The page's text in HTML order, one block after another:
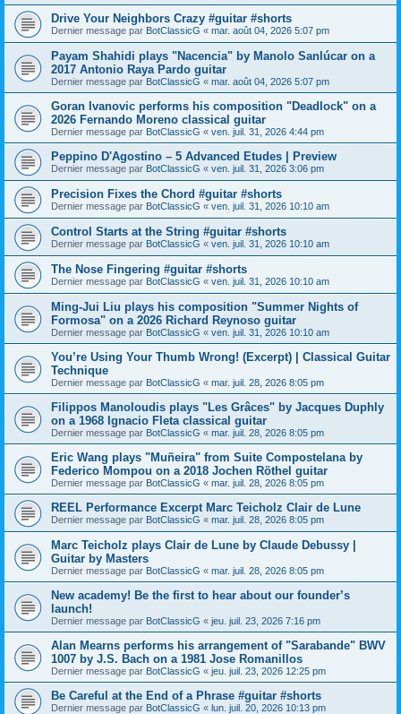
Drive Your Neighbors Crazy #guitar #shorts
Dernier message par BotClassicG « mar. août 04, 2026 5:07 pm
Payam Shahidi plays "Nacencia" by Manolo Sanlúcar on a
2017 Antonio Raya Pardo guitar
Dernier message par BotClassicG « mar. août 04, 2026 5:07 pm
Goran Ivanovic performs his composition "Deadlock" on a
2026 Fernando Moreno classical guitar
Dernier message par BotClassicG « ven. juil. 31, 2026 4:44 pm
Peppino D'Agostino – 5 Advanced Etudes | Preview
Dernier message par BotClassicG « ven. juil. 31, 2026 3:06 pm
Precision Fixes the Chord #guitar #shorts
Dernier message par BotClassicG « ven. juil. 31, 2026 10:10 am
Control Starts at the String #guitar #shorts
Dernier message par BotClassicG « ven. juil. 31, 2026 10:10 am
The Nose Fingering #guitar #shorts
Dernier message par BotClassicG « ven. juil. 31, 2026 10:10 am
Ming-Jui Liu plays his composition "Summer Nights of
Formosa" on a 2026 Richard Reynoso guitar
Dernier message par BotClassicG « ven. juil. 31, 2026 10:10 am
You’re Using Your Thumb Wrong! (Excerpt) | Classical Guitar
Technique
Dernier message par BotClassicG « mar. juil. 28, 2026 8:05 pm
Filippos Manoloudis plays "Les Grâces" by Jacques Duphly
on a 1968 Ignacio Fleta classical guitar
Dernier message par BotClassicG « mar. juil. 28, 2026 8:05 pm
Eric Wang plays "Muñeira" from Suite Compostelana by
Federico Mompou on a 2018 Jochen Röthel guitar
Dernier message par BotClassicG « mar. juil. 28, 2026 8:05 pm
REEL Performance Excerpt Marc Teicholz Clair de Lune
Dernier message par BotClassicG « mar. juil. 28, 2026 8:05 pm
Marc Teicholz plays Clair de Lune by Claude Debussy |
Guitar by Masters
Dernier message par BotClassicG « mar. juil. 28, 2026 8:05 pm
New academy! Be the first to hear about our founder’s
launch!
Dernier message par BotClassicG « jeu. juil. 23, 2026 7:16 pm
Alan Mearns performs his arrangement of "Sarabande" BWV
1007 by J.S. Bach on a 1981 Jose Romanillos
Dernier message par BotClassicG « jeu. juil. 23, 2026 12:25 pm
Be Careful at the End of a Phrase #guitar #shorts
Dernier message par BotClassicG « lun. juil. 20, 2026 10:13 pm